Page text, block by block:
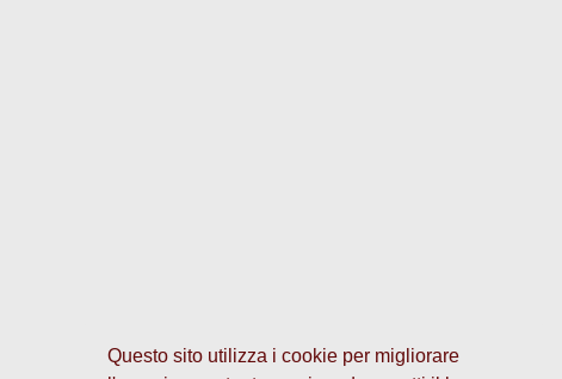
Questo sito utilizza i cookie per migliorare